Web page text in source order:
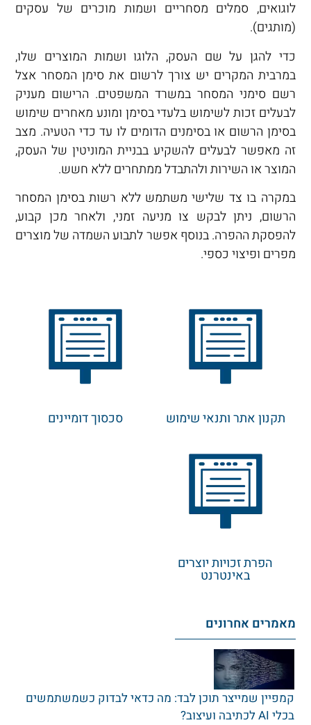
לוגואים, סמלים מסחריים ושמות מוכרים של עסקים
(מותגים).
כדי להגן על שם העסק, הלוגו ושמות המוצרים שלו,
במרבית המקרים יש צורך לרשום את סימן המסחר אצל
רשם סימני המסחר במשרד המשפטים. הרישום מעניק
לבעלים זכות לשימוש בלעדי בסימן ומונע מאחרים שימוש
בסימן הרשום או בסימנים הדומים לו עד כדי הטעיה. מצב
זה מאפשר לבעלים להשקיע בבניית המוניטין של העסק,
המוצר או השירות ולהתבדל ממתחרים ללא חשש.
במקרה בו צד שלישי משתמש ללא רשות בסימן המסחר
הרשום, ניתן לבקש צו מניעה זמני, ולאחר מכן קבוע,
להפסקת ההפרה. בנוסף אפשר לתבוע השמדה של מוצרים
מפרים ופיצוי כספי.
תקנון אתר ותנאי שימוש סכסוך דומיינים
הפרת זכויות יוצרים
באינטרנט
מאמרים אחרונים
קמפיין שמייצר תוכן לבד: מה כדאי לבדוק כשמשתמשים
בכלי AI לכתיבה ועיצוב?